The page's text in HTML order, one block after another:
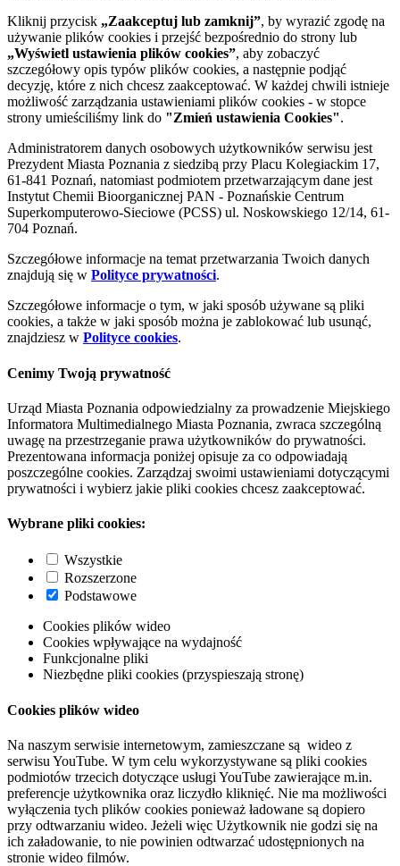
Kliknij przycisk „Zaakceptuj lub zamknij”, by wyrazić zgodę na
używanie plików cookies i przejść bezpośrednio do strony lub
„Wyświetl ustawienia plików cookies”, aby zobaczyć
szczegółowy opis typów plików cookies, a następnie podjąć
decyzję, które z nich chcesz zaakceptować. W każdej chwili istnieje
możliwość zarządzania ustawieniami plików cookies - w stopce
strony umieściliśmy link do "Zmień ustawienia Cookies".
Administratorem danych osobowych użytkowników serwisu jest
Prezydent Miasta Poznania z siedzibą przy Placu Kolegiackim 17,
61-841 Poznań, natomiast podmiotem przetwarzającym dane jest
Instytut Chemii Bioorganicznej PAN - Poznańskie Centrum
Superkomputerowo-Sieciowe (PCSS) ul. Noskowskiego 12/14, 61-
704 Poznań.
Szczegółowe informacje na temat przetwarzania Twoich danych
znajdują się w Polityce prywatności.
Szczegółowe informacje o tym, w jaki sposób używane są pliki
cookies, a także w jaki sposób można je zablokować lub usunąć,
znajdziesz w Polityce cookies.
Cenimy Twoją prywatność
Urząd Miasta Poznania odpowiedzialny za prowadzenie Miejskiego
Informatora Multimedialnego Miasta Poznania, zwraca szczególną
uwagę na przestrzeganie prawa użytkowników do prywatności.
Prezentowana informacja poniżej opisuje za co odpowiadają
poszczególne cookies. Zarządzaj swoimi ustawieniami dotyczącymi
prywatności i wybierz jakie pliki cookies chcesz zaakceptować.
Wybrane pliki cookies:
Wszystkie
Rozszerzone
Podstawowe
Cookies plików wideo
Cookies wpływające na wydajność
Funkcjonalne pliki
Niezbędne pliki cookies (przyspieszają stronę)
Cookies plików wideo
Na naszym serwisie internetowym, zamieszczane są wideo z
serwisu YouTube. W tym celu wykorzystywane są pliki cookies
podmiotów trzecich dotyczące usługi YouTube zawierające m.in.
preferencje użytkownika oraz liczydło kliknięć. Nie ma możliwości
wyłączenia tych plików cookies ponieważ ładowane są dopiero
przy odtwarzaniu wideo. Jeżeli więc Użytkownik nie godzi się na
ich załadowanie, to nie powinien odtwarzać udostępnionych na
stronie wideo filmów.